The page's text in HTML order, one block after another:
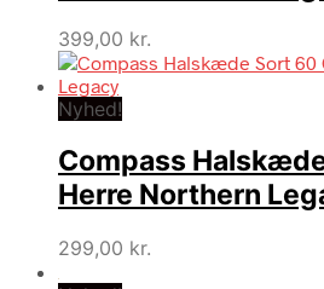
399,00 kr.
Nyhed!
Compass
Herre Northern
299,00 kr.